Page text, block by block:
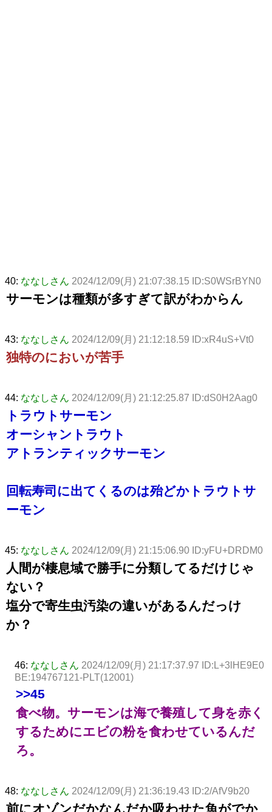
40: ななしさん 2024/12/09(月) 21:07:38.15 ID:S0WSrBYN0
サーモンは種類が多すぎて訳がわからん
43: ななしさん 2024/12/09(月) 21:12:18.59 ID:xR4uS+Vt0
独特のにおいが苦手
44: ななしさん 2024/12/09(月) 21:12:25.87 ID:dS0H2Aag0
トラウトサーモン
オーシャントラウト
アトランティックサーモン
回転寿司に出てくるのは殆どかトラウトサ
ーモン
45: ななしさん 2024/12/09(月) 21:15:06.90 ID:yFU+DRDM0
人間が棲息域で勝手に分類してるだけじゃ
ない？
塩分で寄生虫汚染の違いがあるんだっけ
か？
46: ななしさん 2024/12/09(月) 21:17:37.97 ID:L+3lHE9E0
BE:194767121-PLT(12001)
>>45
食べ物。サーモンは海で養殖して身を赤く
するためにエビの粉を食わせているんだ
ろ。
48: ななしさん 2024/12/09(月) 21:36:19.43 ID:2/AfV9b20
前にオゾンだかなんだか吸わせた魚がでか